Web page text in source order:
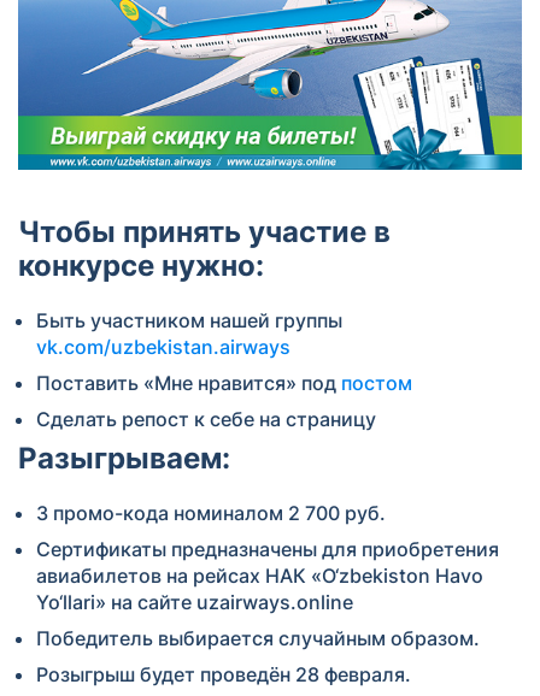
Чтобы принять участие в
конкурсе нужно:
Быть участником нашей группы
vk.com/uzbekistan.airways
Поставить «Мне нравится» под постом
Сделать репост к себе на страницу
Разыгрываем:
3 промо-кода номиналом 2 700 руб.
Сертификаты предназначены для приобретения
авиабилетов на рейсах НАК «O‘zbekiston Havo
Yo‘llari» на сайте uzairways.online
Победитель выбирается случайным образом.
Розыгрыш будет проведён 28 февраля.